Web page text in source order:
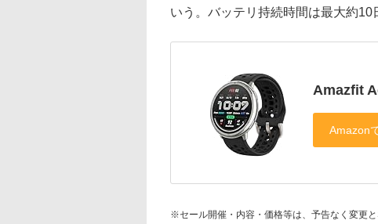
いう。バッテリ持続時間は最大約10
Amazfit
※セール開催・内容・価格等は、予告なく変更